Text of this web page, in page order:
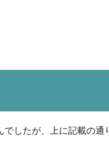
したが、上に記載の通